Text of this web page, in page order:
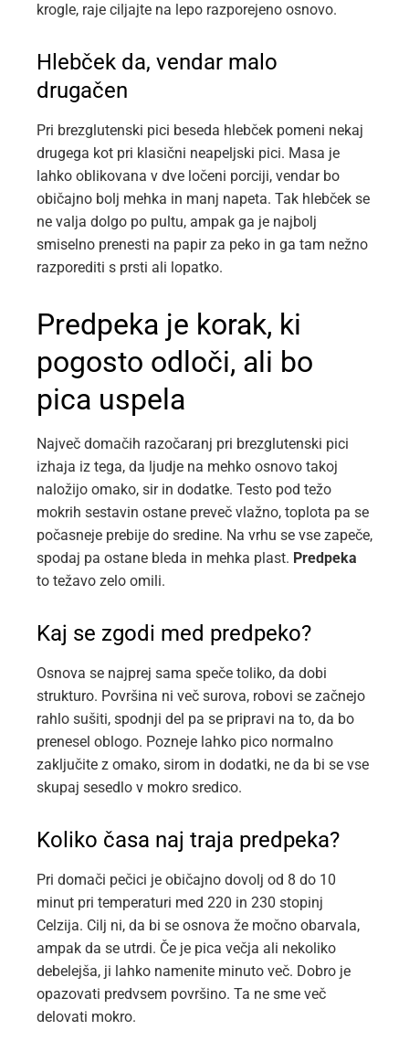
krogle, raje ciljajte na lepo razporejeno osnovo.
Hlebček da, vendar malo
drugačen
Pri brezglutenski pici beseda hlebček pomeni nekaj
drugega kot pri klasični neapeljski pici. Masa je
lahko oblikovana v dve ločeni porciji, vendar bo
običajno bolj mehka in manj napeta. Tak hlebček se
ne valja dolgo po pultu, ampak ga je najbolj
smiselno prenesti na papir za peko in ga tam nežno
razporediti s prsti ali lopatko.
Predpeka je korak, ki
pogosto odloči, ali bo
pica uspela
Največ domačih razočaranj pri brezglutenski pici
izhaja iz tega, da ljudje na mehko osnovo takoj
naložijo omako, sir in dodatke. Testo pod težo
mokrih sestavin ostane preveč vlažno, toplota pa se
počasneje prebije do sredine. Na vrhu se vse zapeče,
spodaj pa ostane bleda in mehka plast. Predpeka
to težavo zelo omili.
Kaj se zgodi med predpeko?
Osnova se najprej sama speče toliko, da dobi
strukturo. Površina ni več surova, robovi se začnejo
rahlo sušiti, spodnji del pa se pripravi na to, da bo
prenesel oblogo. Pozneje lahko pico normalno
zaključite z omako, sirom in dodatki, ne da bi se vse
skupaj sesedlo v mokro sredico.
Koliko časa naj traja predpeka?
Pri domači pečici je običajno dovolj od 8 do 10
minut pri temperaturi med 220 in 230 stopinj
Celzija. Cilj ni, da bi se osnova že močno obarvala,
ampak da se utrdi. Če je pica večja ali nekoliko
debelejša, ji lahko namenite minuto več. Dobro je
opazovati predvsem površino. Ta ne sme več
delovati mokro.